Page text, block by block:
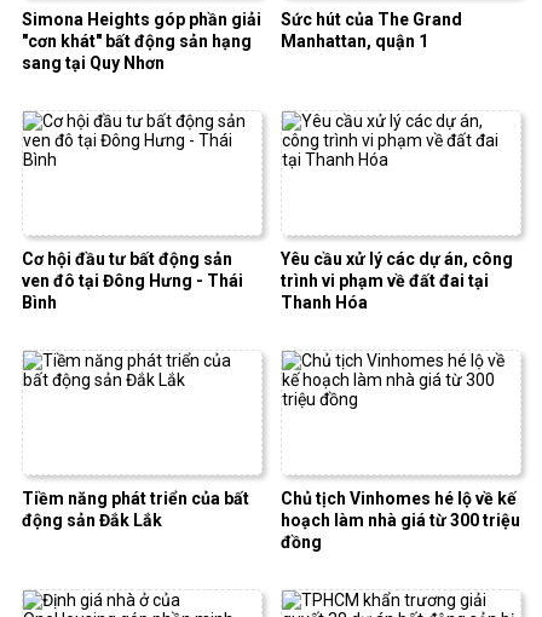
Simona Heights góp phần giải
"cơn khát" bất động sản hạng
sang tại Quy Nhơn
Sức hút của The Grand
Manhattan, quận 1
Cơ hội đầu tư bất động sản
ven đô tại Đông Hưng - Thái
Bình
Yêu cầu xử lý các dự án, công
trình vi phạm về đất đai tại
Thanh Hóa
Tiềm năng phát triển của bất
động sản Đắk Lắk
Chủ tịch Vinhomes hé lộ về kế
hoạch làm nhà giá từ 300 triệu
đồng